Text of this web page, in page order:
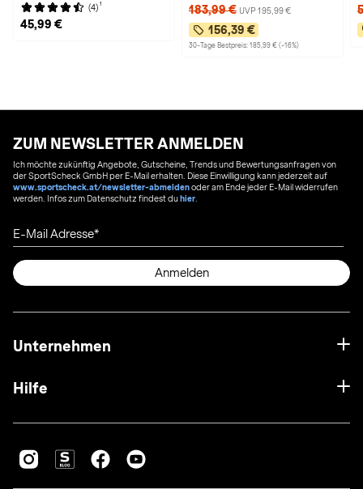
(4) 1
45,99 €
183,99 € UVP 195,99 €
156,39 €
30-Tage Bestpreis: 185,99 € (-16%)
ZUM NEWSLETTER ANMELDEN
Ich möchte zukünftig Angebote, Gutscheine, Trends und Bewertungsanfragen von
der SportScheck GmbH per E-Mail erhalten. Diese Einwilligung kann jederzeit auf
www.sportscheck.at/newsletter-abmeldenoder am Ende jeder E-Mail widerrufen
werden. Infos zum Datenschutz findest duhier
E-Mail Adresse
Anmelden
Unternehmen
Hilfe